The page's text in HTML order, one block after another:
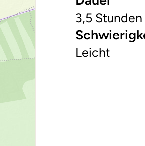
3,5 Stunden
Leicht